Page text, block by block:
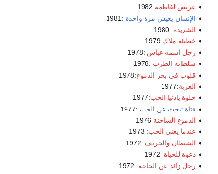
عريس لفاطمة:1982
الإنسان يعيش مرة واحدة:1981
الشريدة:1980
خطيئة ملاك:1979
رجل اسمه عباس:1978
سلطانة الطرب:1978
قلوب في بحر الدموع:1978
الغربة:1977
حلوة يادنيا الحب:1977
فتاة تبحث عن الحب:1977
الدموع الساخنة1976
عندما يغنى الحب: 1973
الشيطان والخريف:1972
دعوة للحياة: 1972
رجل زائد عن الحاجة: 1972